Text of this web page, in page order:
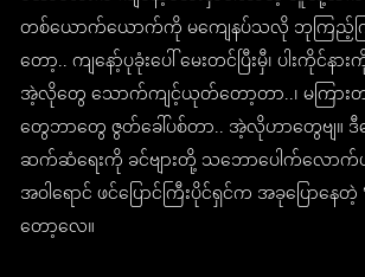
တစ်ယောက်ယောက်ကို မကျေနပ်သလို ဘုကြည့်
တော့.. ကျနော့်ပုခုံးပေါ် မေးတင်ပြီးမှီ၊ ပါးကို
အဲ့လိုတွေ သောက်ကျင့်ယုတ်တော့တာ..၊ မကြားတက
တွေဘာတွေ ဇွတ်ခေါ်ပစ်တာ.. အဲ့လိုဟာတွေဗျ။
ဆက်ဆံရေးကို ခင်ဗျားတို့ သဘောပေါက်လော
အဝါရောင် ဖင်ပြောင်ကြီးပိုင်ရှင်က အခုပြောနေ
တော့လေ။